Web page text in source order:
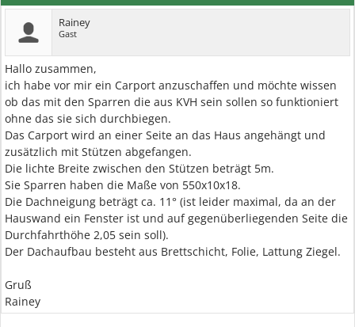
Rainey
Gast
Hallo zusammen,
ich habe vor mir ein Carport anzuschaffen und möchte wissen
ob das mit den Sparren die aus KVH sein sollen so funktioniert
ohne das sie sich durchbiegen.
Das Carport wird an einer Seite an das Haus angehängt und
zusätzlich mit Stützen abgefangen.
Die lichte Breite zwischen den Stützen beträgt 5m.
Sie Sparren haben die Maße von 550x10x18.
Die Dachneigung beträgt ca. 11° (ist leider maximal, da an der
Hauswand ein Fenster ist und auf gegenüberliegenden Seite die
Durchfahrthöhe 2,05 sein soll).
Der Dachaufbau besteht aus Brettschicht, Folie, Lattung Ziegel.
Gruß
Rainey